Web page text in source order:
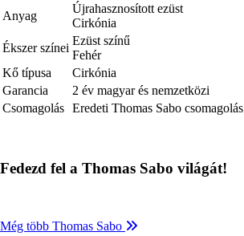
Anyag
Újrahasznosított ezüst
Cirkónia
Ékszer színei
Ezüst színű
Fehér
Kő típusa
Cirkónia
Garancia
2 év magyar és nemzetközi
Csomagolás Eredeti Thomas Sabo csomagolás
Fedezd fel a Thomas Sabo világát!
Még több Thomas Sabo